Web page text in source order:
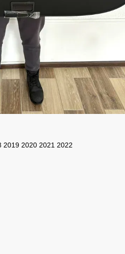
2019 2020 2021 2022